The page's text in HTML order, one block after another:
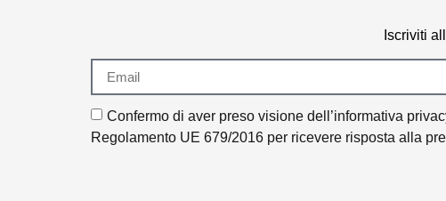
Iscriviti
Confermo di aver preso visione dell’informativa
Regolamento UE 679/2016 per ricevere risposta alla